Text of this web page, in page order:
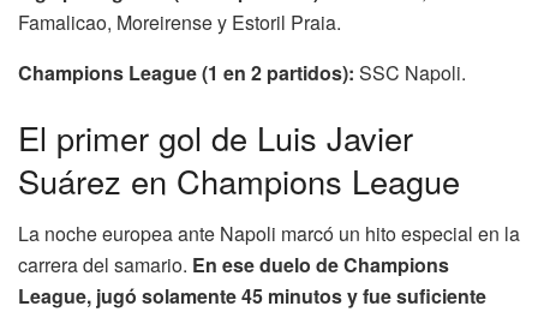
Famalicao, Moreirense y Estoril Praia.
Champions League (1 en 2 partidos): SSC Napoli.
El primer gol de Luis Javier
Suárez en Champions League
La noche europea ante Napoli marcó un hito especial en la
carrera del samario. En ese duelo de Champions
League, jugó solamente 45 minutos y fue suficiente